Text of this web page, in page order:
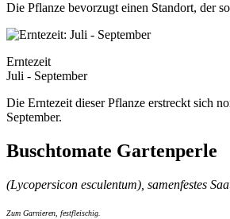
Die Pflanze bevorzugt einen Standort, der
Erntezeit
Juli - September
Die Erntezeit dieser Pflanze erstreckt sich
September.
Buschtomate Gartenperle
(Lycopersicon esculentum), samenfestes
Zum Garnieren, festfleischig.